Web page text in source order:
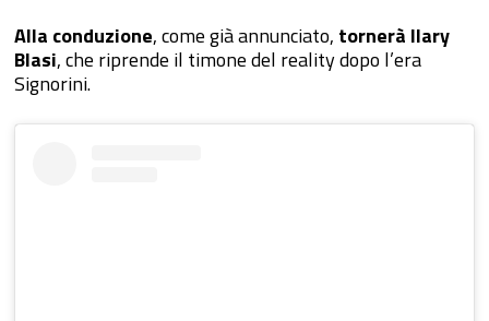
Alla conduzione, come già annunciato, tornerà Ilary
Blasi, che riprende il timone del reality dopo l’era
Signorini.